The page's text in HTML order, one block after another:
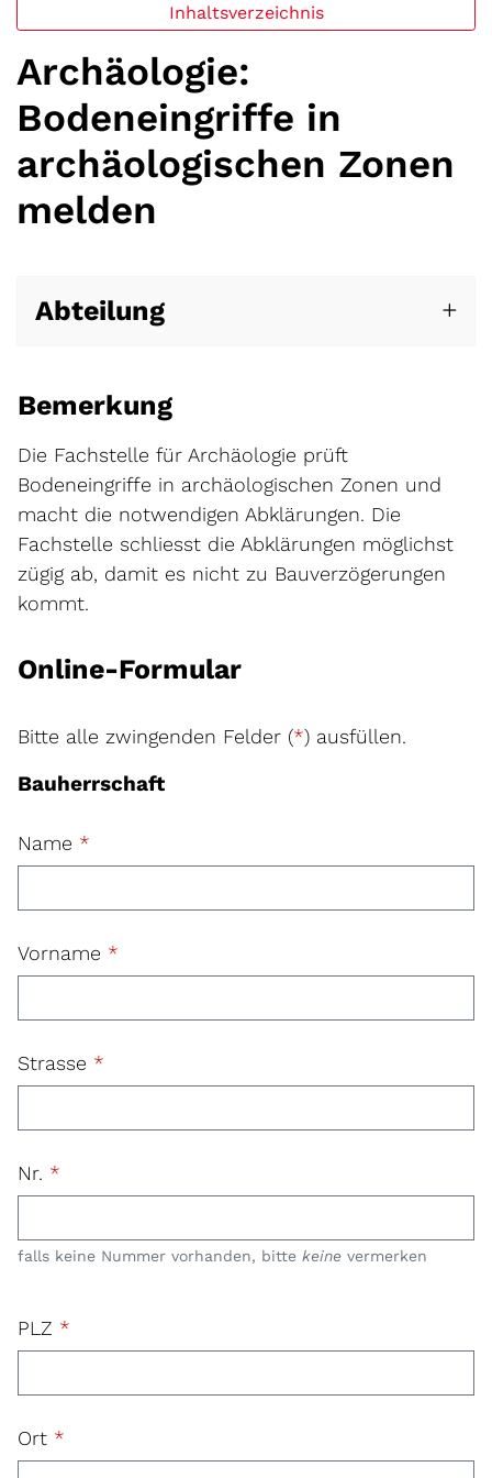
Inhaltsverzeichnis
Archäologie:
Bodeneingriffe in
archäologischen Zonen
melden
Abteilung
Bemerkung
Die Fachstelle für Archäologie prüft
Bodeneingriffe in archäologischen Zonen und
macht die notwendigen Abklärungen. Die
Fachstelle schliesst die Abklärungen möglichst
zügig ab, damit es nicht zu Bauverzögerungen
kommt.
Online-Formular
Bitte alle zwingenden Felder (*) ausfüllen.
Bauherrschaft
Name *
Vorname *
Strasse *
Nr. *
falls keine Nummer vorhanden, bitte keine vermerken
PLZ *
Ort *